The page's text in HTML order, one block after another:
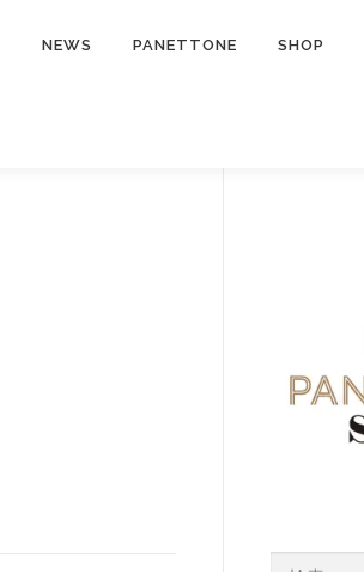
NEWS PANETTONE SHOP